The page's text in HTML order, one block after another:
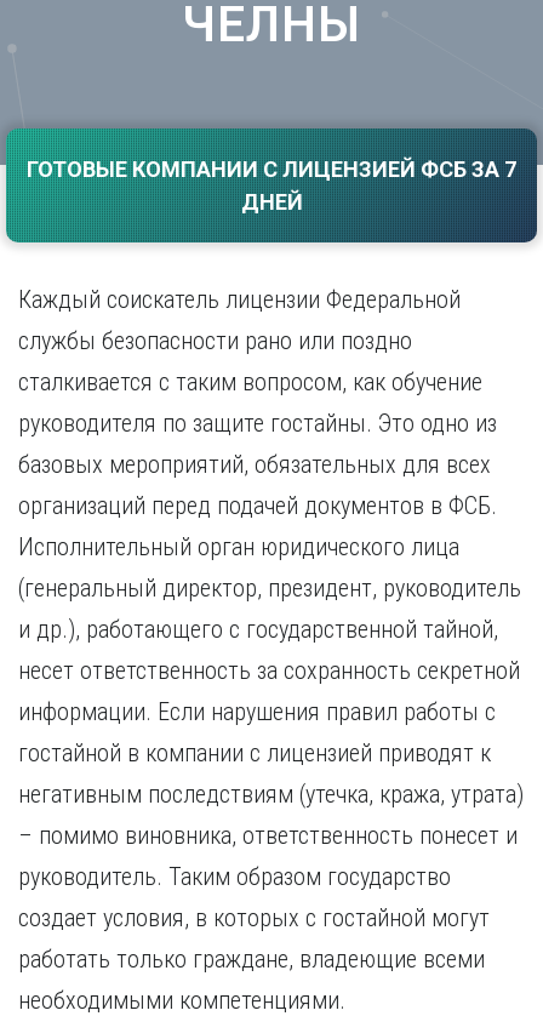
Екатеринбург
И
Иваново
Ижевск
К
Казань
Калининград
Кемерово
Киров
Краснодар
Красноярск
Курган
Курск
Л
Липецк
М
Магнитогорск
Мурманск
Н
Набережные Челны
Нижний Новгород
Нижний Тагил
Новокузнецк
Новосибирск
Саратов
Сочи
Ставрополь
Т
Тамбов
Тольятти
Томск
Тюмень
У
Улан-Удэ
Ульяновск
Хабаровск
Чебоксары
Челябинск
Череповец
Ярославль
ЧЕЛНЫ
ГОТОВЫЕ КОМПАНИИ С ЛИЦЕНЗИЕЙ ФСБ ЗА 7
ДНЕЙ
Каждый соискатель лицензии Федеральной
службы безопасности рано или поздно
сталкивается с таким вопросом, как обучение
руководителя по защите гостайны. Это одно из
базовых мероприятий, обязательных для всех
организаций перед подачей документов в ФСБ.
Исполнительный орган юридического лица
(генеральный директор, президент, руководитель
и др.), работающего с государственной тайной,
несет ответственность за сохранность секретной
информации. Если нарушения правил работы с
гостайной в компании с лицензией приводят к
негативным последствиям (утечка, кража, утрата)
– помимо виновника, ответственность понесет и
руководитель. Таким образом государство
создает условия, в которых с гостайной могут
работать только граждане, владеющие всеми
необходимыми компетенциями.